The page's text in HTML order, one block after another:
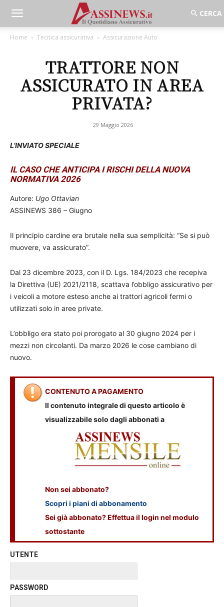
Home Tecnica assicurativa Assicurazione Auto
TRATTORE NON
ASSICURATO IN AREA
PRIVATA?
29 Maggio 2026
L’INVIATO SPECIALE
IL CASO CHE ANTICIPA I RISCHI DELLA NUOVA
NORMATIVA 2026
Autore: Ugo Ottavian
ASSINEWS 386 – Giugno
Il principio cardine era brutale nella sua semplicità: “Se si può
muovere, va assicurato”.
Dal 23 dicembre 2023, con il D. Lgs. 184/2023 che recepiva
la Direttiva (UE) 2021/2118, scattava l’obbligo assicurativo per
i veicoli a motore esteso anche ai trattori agricoli fermi o
utilizzati solo in aree private.
L’obbligo era stato poi prorogato al 30 giugno 2024 per i
mezzi non circolanti. Da marzo 2026 le cose cambiano di
nuovo.
CONTENUTO A PAGAMENTO
Il contenuto integrale di questo articolo è
visualizzabile solo dagli abbonati a
Non sei abbonato?
Scopri i piani di abbonamento
Sei già abbonato? Effettua il login nel modulo
sottostante
UTENTE
PASSWORD